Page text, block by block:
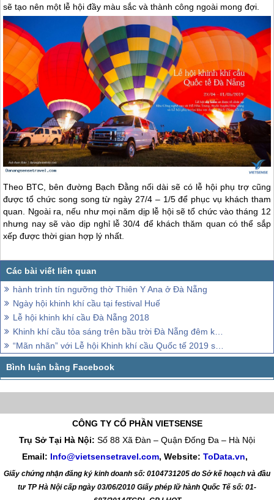
sẽ tạo nên một lễ hội đầy màu sắc và thành công ngoài mong đợi.
Theo BTC, bên đường Bạch Đằng nối dài sẽ có lễ hội phụ trợ cũng
được tổ chức song song từ ngày 27/4 – 1/5 để phục vụ khách tham
quan. Ngoài ra, nếu như mọi năm dịp lễ hội sẽ tổ chức vào tháng 12
nhưng nay sẽ vào dịp nghỉ lễ 30/4 để khách thăm quan có thể sắp
xếp được thời gian hợp lý nhất.
hành trình tín ngưỡng thờ Thiên Y Ana ở Đà Nẵng
Ngày hội khinh khí cầu tại festival Huế
Lễ hội khinh khí cầu Đà Nẵng 2018
Khinh khí cầu tỏa sáng trên bầu trời Đà Nẵng đêm khai mạc pháo hoa 2017
“Mãn nhãn” với Lễ hội Khinh khí cầu Quốc tế 2019 sắp diễn ra tại Đà Nẵng
CÔNG TY CỔ PHẦN VIETSENSE
Trụ Sở Tại Hà Nội: Số 88 Xã Đàn – Quận Đống Đa – Hà Nội
Email: Info@vietsensetravel.com, Website: ToData.vn,
Giấy chứng nhận đăng ký kinh doanh số: 0104731205 do Sở kế hoạch và đầu
tư TP Hà Nội cấp ngày 03/06/2010 Giấy phép lữ hành Quốc Tế số: 01-